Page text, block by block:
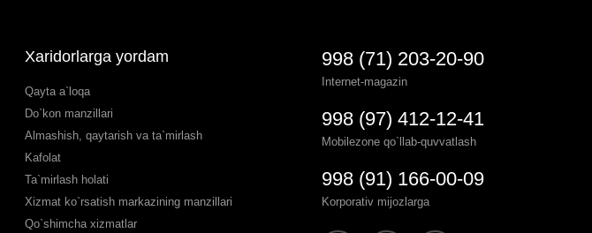
Xaridorlarga yordam
Qayta a`loqa
Do`kon manzillari
Almashish, qaytarish va ta`mirlash
Kafolat
Ta`mirlash holati
Xizmat ko`rsatish markazining manzillari
Qo`shimcha xizmatlar
998 (71) 203-20-90
Internet-magazin
998 (97) 412-12-41
Mobilezone qo`llab-quvvatlash
998 (91) 166-00-09
Korporativ mijozlarga